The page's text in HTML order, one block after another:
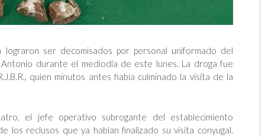
ser decomisados por personal uniformado del
durante el mediodía de este lunes. La droga fue
quien minutos antes había culminado la visita de la
el jefe operativo subrogante del establecimiento
los reclusos que ya habían finalizado su visita conyugal.